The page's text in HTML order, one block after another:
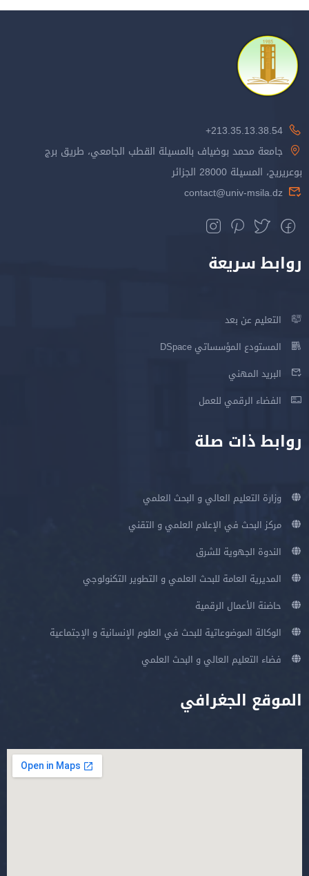
213.35.13.38.54+
جامعة محمد بوضياف بالمسيلة القطب الجامعي، طريق برج
بوعريريج، المسيلة 28000 الجزائر
contact@univ-msila.dz
روابط سريعة
التعليم عن بعد
المستودع المؤسساتي DSpace
البريد المهني
الفضاء الرقمي للعمل
روابط ذات صلة
وزارة التعليم العالي و البحث العلمي
مركز البحث في الإعلام العلمي و التقني
الندوة الجهوية للشرق
المديرية العامة للبحث العلمي و التطوير التكنولوجي
حاضنة الأعمال الرقمية
الوكالة الموضوعاتية للبحث في العلوم الإنسانية و الإجتماعية
فضاء التعليم العالي و البحث العلمي
الموقع الجغرافي